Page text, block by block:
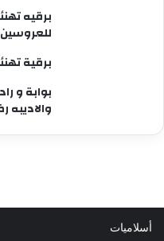
برقيه
برقية
بوابة و
أسلاميات